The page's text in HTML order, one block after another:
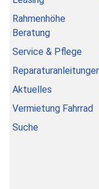
Rahmenhöhe
Beratung
Service & Pflege
Aktuelles
Vermietung Fahrrad
Suche